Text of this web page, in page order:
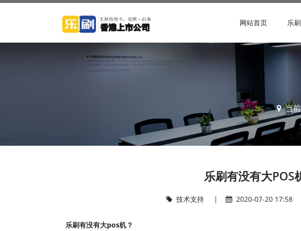
网站首页 乐
当
乐刷有没有大POS
技术支持 | 2020-07-20
乐刷有没有大pos机？